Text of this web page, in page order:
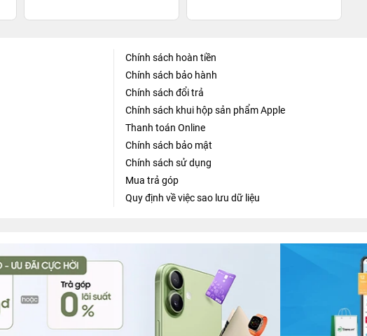
Chính sách hoàn tiền
Chính sách bảo hành
Chính sách đổi trả
Chính sách khui hộp sản phẩm Apple
Thanh toán Online
Chính sách bảo mật
Chính sách sử dụng
Mua trả góp
Quy định về việc sao lưu dữ liệu